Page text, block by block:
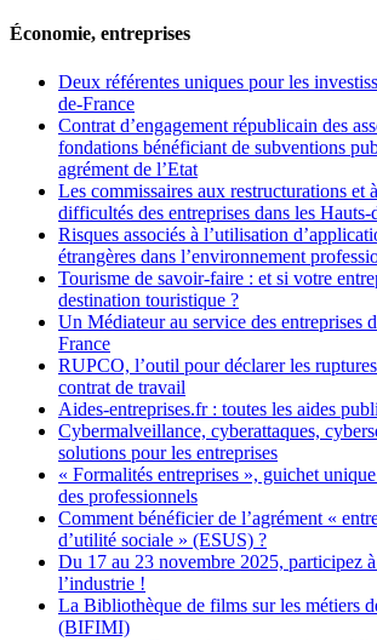
Économie, entreprises
Deux référentes uniques pour les
de-France
Contrat d’engagement républicain des
fondations bénéficiant de subventions
agrément de l’Etat
Les commissaires aux restructurations et
difficultés des entreprises dans les Hauts-
Risques associés à l’utilisation
étrangères dans l’environnement
Tourisme de savoir-faire : et si votre
destination touristique ?
Un Médiateur au service des entreprises
France
RUPCO, l’outil pour déclarer les
contrat de travail
Aides-entreprises.fr : toutes les aides
Cybermalveillance, cyberattaques,
solutions pour les entreprises
« Formalités entreprises », guichet
des professionnels
Comment bénéficier de l’agrément «
d’utilité sociale » (ESUS) ?
Du 17 au 23 novembre 2025, participez
l’industrie !
La Bibliothèque de films sur les métiers
(BIFIMI)